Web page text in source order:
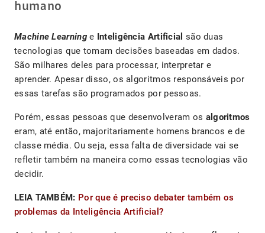
humano
Machine Learninge Inteligência Artificial são duas
tecnologias que tomam decisões baseadas em dados.
São milhares deles para processar, interpretar e
aprender. Apesar disso, os algoritmos responsáveis por
essas tarefas são programados por pessoas.
Porém, essas pessoas que desenvolveram os algoritmos
eram, até então, majoritariamente homens brancos e de
classe média. Ou seja, essa falta de diversidade vai se
refletir também na maneira como essas tecnologias vão
decidir.
LEIA TAMBÉM: Por que é preciso debater também os
problemas da Inteligência Artificial?